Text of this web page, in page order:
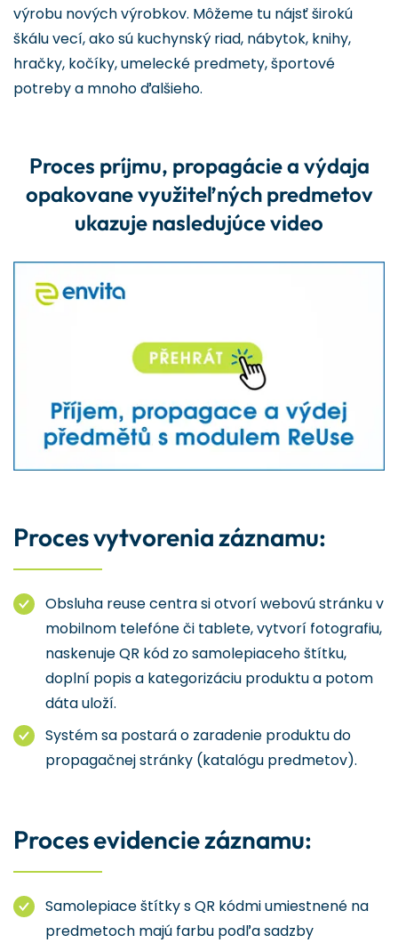
výrobu nových výrobkov. Môžeme tu nájsť širokú
škálu vecí, ako sú kuchynský riad, nábytok, knihy,
hračky, kočíky, umelecké predmety, športové
potreby a mnoho ďalšieho.
Proces príjmu, propagácie a výdaja
opakovane využiteľných predmetov
ukazuje nasledujúce video
Proces vytvorenia záznamu:
Obsluha reuse centra si otvorí webovú stránku v
mobilnom telefóne či tablete, vytvorí fotografiu,
naskenuje QR kód zo samolepiaceho štítku,
doplní popis a kategorizáciu produktu a potom
dáta uloží.
Systém sa postará o zaradenie produktu do
propagačnej stránky (katalógu predmetov).
Proces evidencie záznamu:
Samolepiace štítky s QR kódmi umiestnené na
predmetoch majú farbu podľa sadzby